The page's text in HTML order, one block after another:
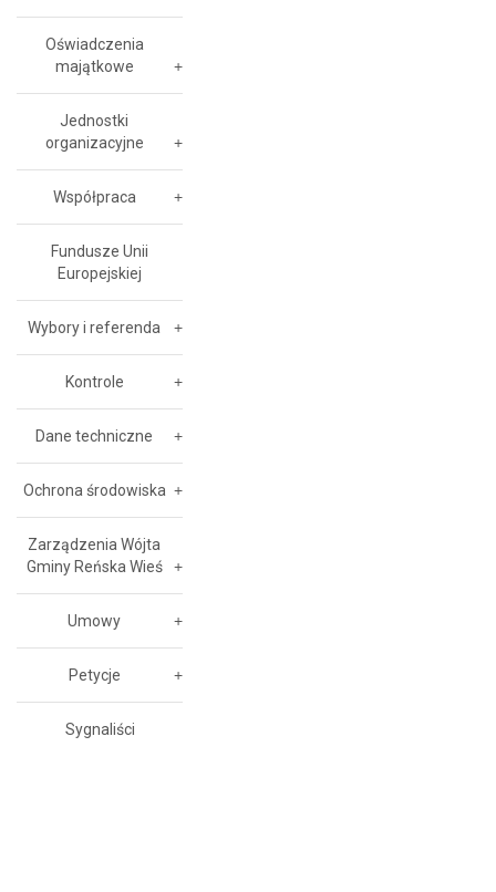
Oświadczenia
majątkowe
Jednostki
organizacyjne
Współpraca
Fundusze Unii
Europejskiej
Wybory i referenda
Kontrole
Dane techniczne
Ochrona środowiska
Zarządzenia Wójta
Gminy Reńska Wieś
Umowy
Petycje
Sygnaliści